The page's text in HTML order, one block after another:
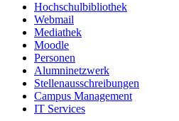
Hochschulbibliothek
Webmail
Mediathek
Moodle
Personen
Alumninetzwerk
Stellenausschreibungen
Campus Management
IT Services